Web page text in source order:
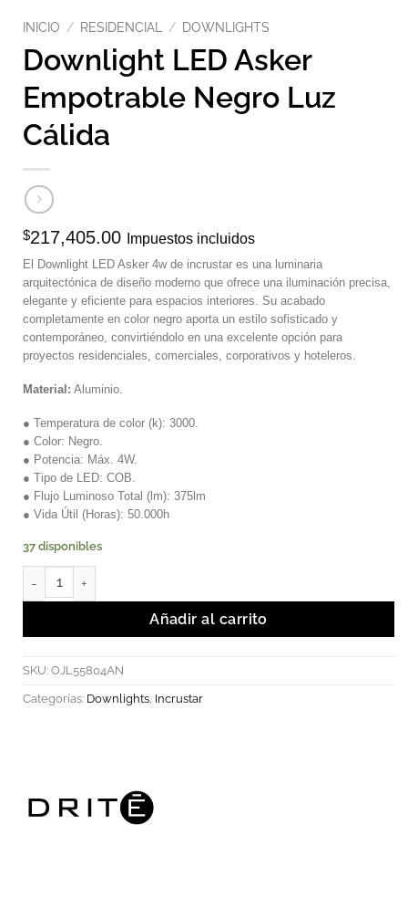
INICIO / RESIDENCIAL / DOWNLIGHTS
Downlight LED Asker
Empotrable Negro Luz
Cálida
$217,405.00 Impuestos incluidos
El Downlight LED Asker 4w de incrustar es una luminaria
arquitectónica de diseño moderno que ofrece una iluminación precisa,
elegante y eficiente para espacios interiores. Su acabado
completamente en color negro aporta un estilo sofisticado y
contemporáneo, convirtiéndolo en una excelente opción para
proyectos residenciales, comerciales, corporativos y hoteleros.
Material: Aluminio.
● Temperatura de color (k): 3000.
● Color: Negro.
● Potencia: Máx. 4W.
● Tipo de LED: COB.
● Flujo Luminoso Total (lm): 375lm
● Vida Útil (Horas): 50.000h
37 disponibles
Downlight LED Asker Empotrable Negro Luz Cálida cantidad
Añadir al carrito
SKU: OJL55804AN
Categorías: Downlights Incrustar